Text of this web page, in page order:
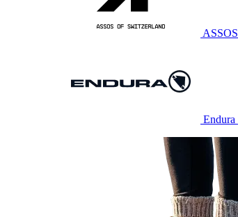
ASSOS
Endura